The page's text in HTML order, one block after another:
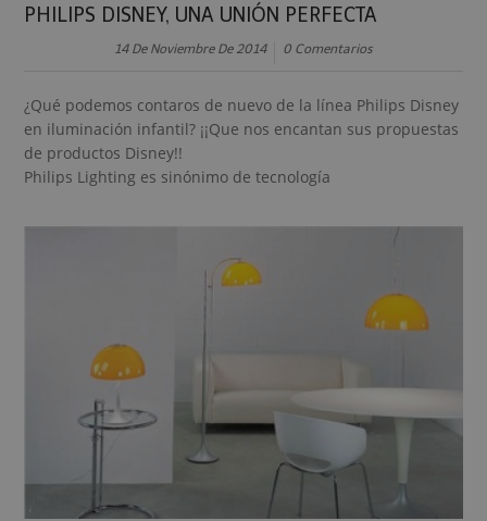
PHILIPS DISNEY, UNA UNIÓN PERFECTA
14 De Noviembre De 2014 0 Comentarios
¿Qué podemos contaros de nuevo de la línea Philips Disney
en iluminación infantil? ¡¡Que nos encantan sus propuestas
de productos Disney!!
Philips Lighting es sinónimo de tecnología